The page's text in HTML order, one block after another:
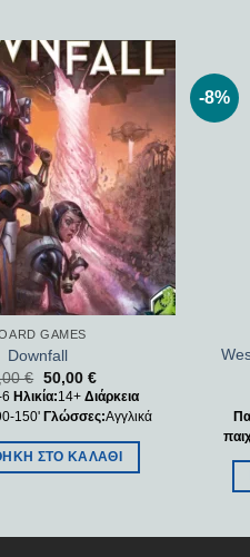
Add to
GAMES
Downfall
€ 50,00 €
Ηλικία:14+ Διάρκεια
150' Γλώσσες:Αγγλικά
ΣΤΟ ΚΑΛΆΘΙ
-8%